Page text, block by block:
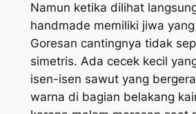
Namun ketika dilihat
handmade memiliki jiwa
Goresan cantingnya tidak
simetris. Ada cecek kecil
isen-isen sawut yang
warna di bagian belakang